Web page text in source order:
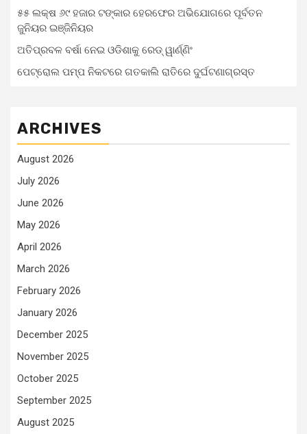
୫୫ ଲକ୍ଷ ୬୯ ହଜାର ଟଙ୍କାର ହେରଫେର ଅଭିଯୋଗରେ ପୂର୍ବତନ
ଜୁନିୟର ଇଞ୍ଜିନିୟର
ଅତିପ୍ରବଳ ବର୍ଷା ନେଇ ଓଡିଶାକୁ ରେଡ୍ ୱାର୍ଣ୍ଣିଂ
ପେଟ୍ରୋଲ ପମ୍ପ ନିକଟରେ ଗତକାଲି ରାତିରେ ଦୁର୍ଘଟଣାଗ୍ରସ୍ତ
ARCHIVES
August 2026
July 2026
June 2026
May 2026
April 2026
March 2026
February 2026
January 2026
December 2025
November 2025
October 2025
September 2025
August 2025